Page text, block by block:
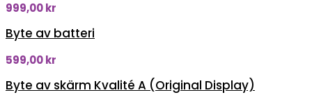
999,00kr
Byte av batteri
599,00kr
Byte av skärm Kvalité A (Original Display)